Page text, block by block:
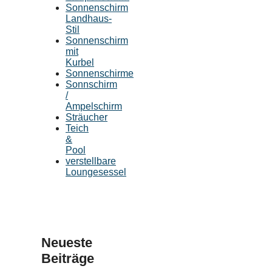
Sonnenschirm
Landhaus-
Stil
Sonnenschirm
mit
Kurbel
Sonnenschirme
Sonnschirm
/
Ampelschirm
Sträucher
Teich
&
Pool
verstellbare
Loungesessel
Neueste
Beiträge